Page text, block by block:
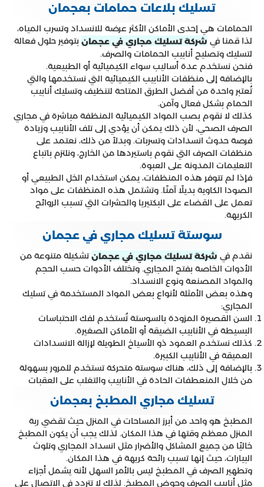
تسليك بلاعات حمامات بعجمان
الحمامات هي إحدى الأماكن الأكثر عرضة للانسداد وتسرب المياه،
لذا قمنا في شركة تسليك مجاري في عجمان بتوفير حلول فعالة
لتسليك وتصليح أنابيب الحمامات والصرف.
فنحن نستخدم عدة أساليب سواء الكيميائية أو الطبيعية.
بالإضافة إلى منظفات الأنابيب الكيميائية التي نستخدمها والتي
تُعتبر واحدة من أفضل الطرق المتاحة لتنظيف وتسليك أنابيب
الحمام بشكل فعال وآمن.
كذلك لا نقوم بصب المواد الكيميائية المنظفة مباشرة في مجاري
الصرف الصحي، لأن ذلك يمكن أن يؤدي إلى تلف الأنابيب وزيادة
فرصة حدوث انسدادات وتسربات. وبدلاً من ذلك، نعتمد على
منظفات الصرف التي نقوم باستيردها من الخارج، ونلتزم باتباع
التعليمات المدونة على العبوة.
فإذا لم تتوفر هذه المنظفات، يمكن استخدام الخل الطبيعي أو
الصودا الكاوية بديلًا آمنًا. وتشتمل هذه المنظفات على مواد
تعمل على القضاء على البكتيريا والحشرات التي تسبب الروائح
الكريهة.
سوستة تسليك مجاري في عجمان
نقدم في شركة تسليك مجاري في عجمانتشكيلة متنوعة من
الأدوات الخاصة بفتح المجاري. وتختلف الأدوات حسب الحجم
والمواد المصنعة ونوع الانسداد.
وهذه بعض الأمثلة لأنواع بعض المواد المستخدمة في تسليك
المجاري:
السن القصيرة المزودة بالسوستة تُستخدم لفك الاحتباسات
البسيطة في الأنابيب الضيقة أو الأماكن الصغيرة.
كذلك نستخدم العمود ذو الأسياخ الطويلة لإزالة الانسدادات
العميقة في الأنابيب الكبيرة.
بالإضافة إلى ذلك، هناك سوستة متحركة تستخدم للمرور بسهولة
من خلال المنعطفات الحادة في الأنابيب والتغلب على العقبات
تسليك مجاري المطبخ بعجمان
المطبخ هو واحد من أبرز المساحات في المنزل حيث تقضي ربة
المنزل معظم وقتها في هذا المكان. لذلك يجب أن يكون المطبخ
خاليًا من جميع المشاكل والأضرار مثل انسداد المجاري وتلوث
البيارات، حيث إنها تسبب رائحة كريهة في هذا المكان.
وتطهير الصرف في المطبخ ليس بالأمر السهل لأنه يشمل أجزاء
مثل أنابيب الصرف وحوض المطبخ. لذلك لا تتردد في الاتصال على